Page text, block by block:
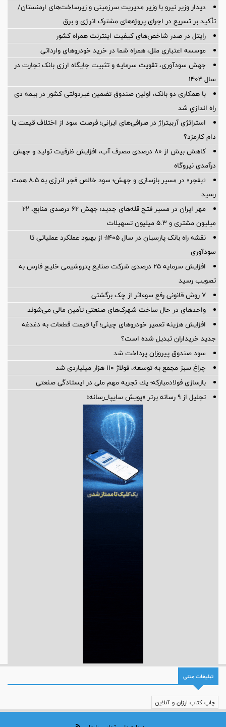
دیدار وزیر نیرو با وزیر مدیریت سرزمینی و زیرساخت‌های ارمنستان/
تأکید بر تسریع در اجرای پروژه‌های مشترک انرژی و برق
رایتل در صدر شاخص‌های کیفیت اینترنت همراه کشور
موسسه اعتباری ملل، همراه شما در خرید خودروهای وارداتی
جهش سودآوری، تقویت سرمایه و تثبیت جایگاه ارزی بانک تجارت در
سال ۱۴۰۴
با همکاری دو بانک، اولین صندوق تضمین غیردولتی کشور در بیمه دی
راه اندازي شد
استراتژی آربیتراژ در صرافی‌های ایرانی؛ فرصت سود از اختلاف قیمت یا
دام کارمزد؟
کاهش بیش از ۸۰ درصدی مصرف آب، افزایش ظرفیت تولید و جهش
درآمدی نیروگاه
«بفجر» در مسیر بازسازی و جهش؛ سود خالص فجر انرژی به ۸.۵ همت
رسید
مهر ایران در مسیر فتح قله‌های جدید؛ جهش ۶۲ درصدی منابع، ۲۲
میلیون مشتری و ۵.۳ میلیون تسهیلات
نقشه راه بانک پارسیان در سال ۱۴۰۵؛ از بهبود عملکرد عملیاتی تا
سودآوری
افزایش سرمایه ۲۵ درصدی شرکت صنایع پتروشیمی خلیج فارس به
تصویب رسید
۷ روش قانونی رفع سوء‌اثر از چک برگشتی
واحدهای در حال ساخت شهرک‌های صنعتی تأمین مالی می‌شوند
افزایش هزینه تعمیر خودروهای چینی؛ آیا قیمت قطعات به دغدغه
جدید خریداران تبدیل شده است؟
سود صندوق پیروزان پرداخت شد
چراغ سبز مجمع به توسعه، فولاژ ۱۱۰ هزار میلیاردی شد
بازسازی فولادمباركه؛ یك تجربه مهم ملی در ایستادگی صنعتی
تجلیل از ۹ رسانه برتر «پویش سایپا_رسانه»
تبلیغات متنی
چاپ کتاب ارزان و آنلاین